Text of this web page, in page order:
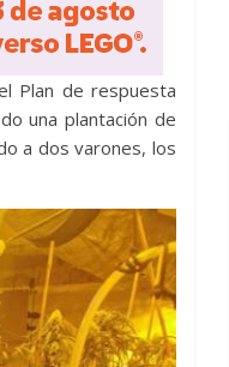
Plan de respuesta
una plantación de
a dos varones, los